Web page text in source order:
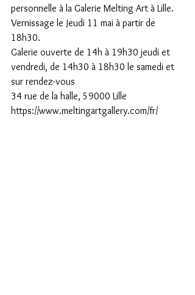
personnelle à la Galerie Melting Art à Lille.
Vernissage le Jeudi 11 mai à partir de
18h30.
Galerie ouverte de 14h à 19h30 jeudi et
vendredi, de 14h30 à 18h30 le samedi et
sur rendez-vous
34 rue de la halle, 59000 Lille
https://www.meltingartgallery.com/fr/